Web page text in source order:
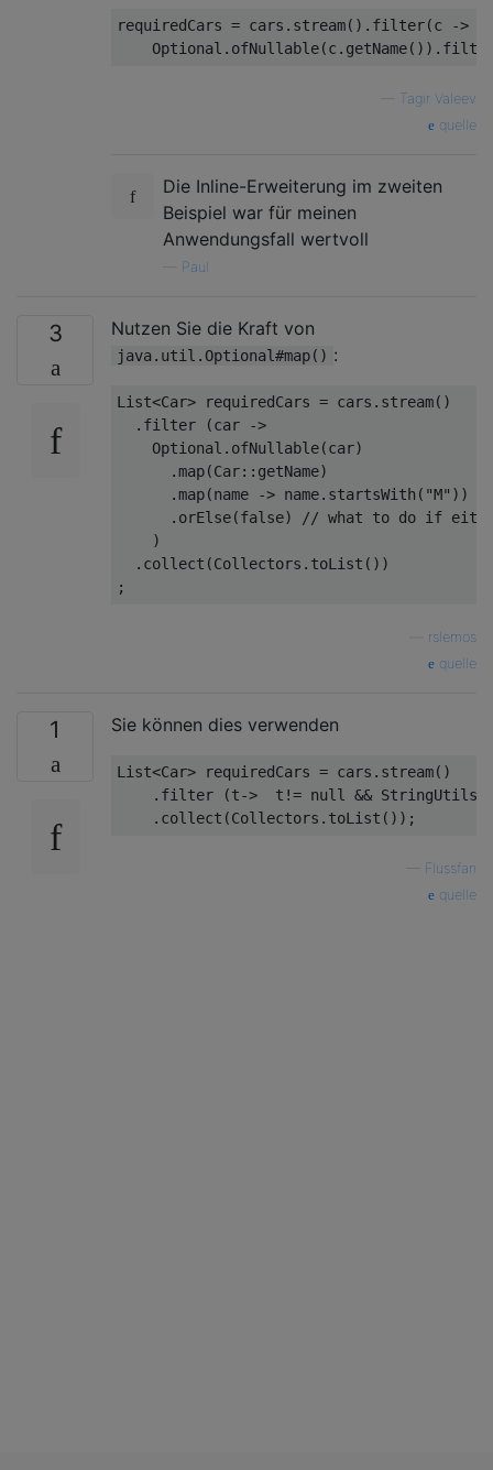
requiredCars = cars . stream(). filter(c
->
Optional . ofNullable(c . getName()).
Tagir Valeev
quelle
Die Inline-Erweiterung im zweiten
Beispiel war für meinen
Anwendungsfall wertvoll
Paul
3 Nutzen Sie die Kraft von
java.util.Optional#map() :
List<Car> requiredCars = cars . stream()
. filter (car
->
Optional . ofNullable(car)
.map(Car:: getName)
.map(name -> name. startsWith ( "M" ))
. orElse(false)
// what to do if
)
. collect (Collectors . toList ())
;
rslemos
quelle
1 Sie können dies verwenden
List<Car> requiredCars = cars . stream()
. filter (t->
  t
!= null && StringUtils
. collect (Collectors . toList ());
Flussfan
quelle